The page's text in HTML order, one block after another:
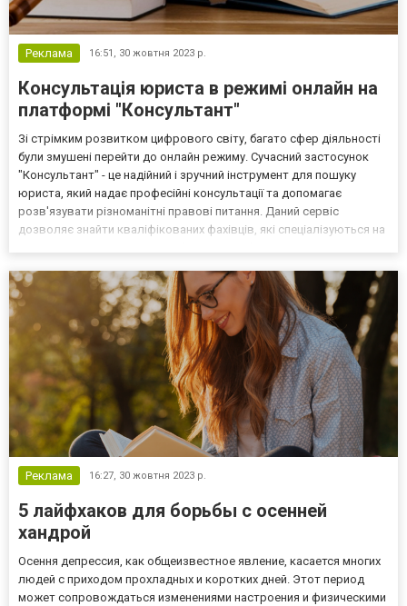
Реклама 16:51, 30 жовтня 2023 р.
Консультація юриста в режимі онлайн на
платформі "Консультант"
Зі стрімким розвитком цифрового світу, багато сфер діяльності
були змушені перейти до онлайн режиму. Сучасний застосунок
"Консультант" - це надійний і зручний інструмент для пошуку
юриста, який надає професійні консультації та допомагає
розв'язувати різноманітні правові питання. Даний сервіс
дозволяє знайти кваліфікованих фахівців, які спеціалізуються на
Реклама 16:27, 30 жовтня 2023 р.
5 лайфхаков для борьбы с осенней
хандрой
Осення депрессия, как общеизвестное явление, касается многих
людей с приходом прохладных и коротких дней. Этот период
может сопровождаться изменениями настроения и физическими